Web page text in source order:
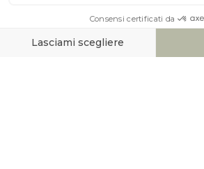
AIUTO & CONTATTO